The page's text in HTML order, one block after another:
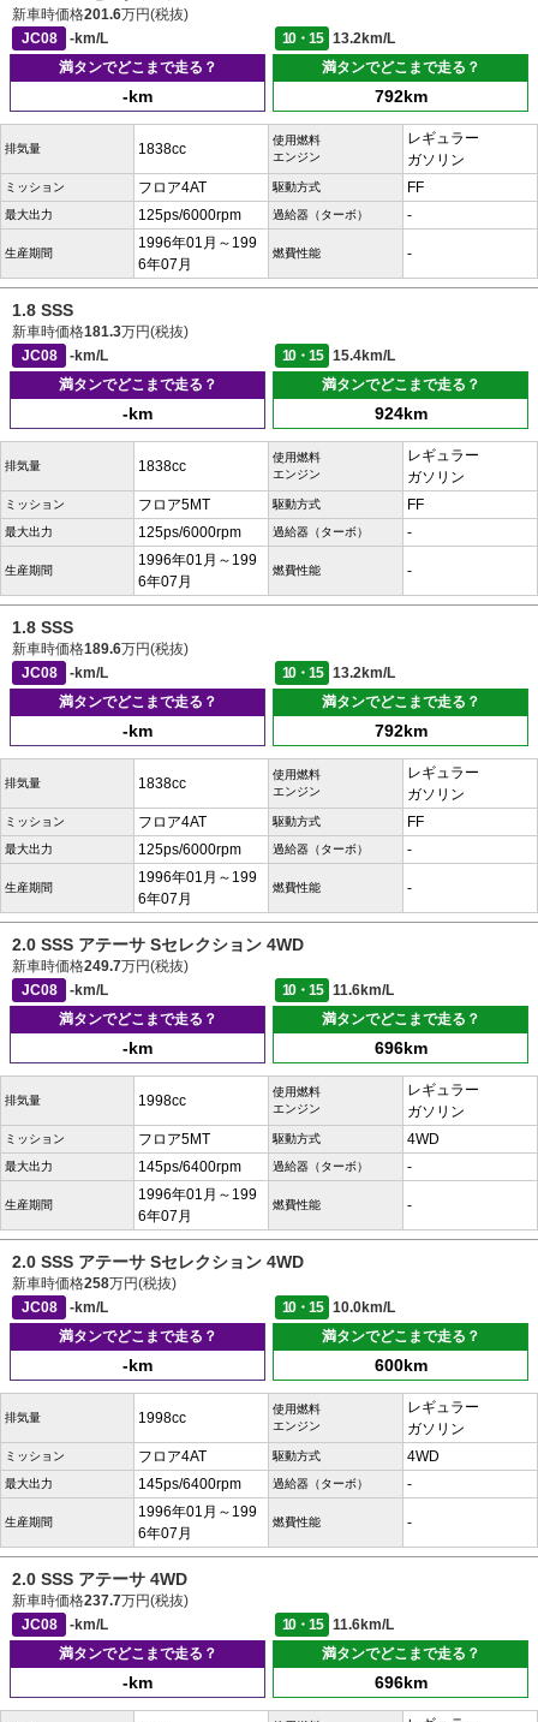
新車時価格201.6万円(税抜)
JC08
-km/L 10・15
13.2km/L
満タンでどこまで走る？
-km
満タンでどこまで走る？
792km
排気量 1838cc
使用燃料
エンジン
レギュラー
ガソリン
ミッション フロア4AT 駆動方式 FF
最大出力 125ps/6000rpm 過給器（ターボ） -
生産期間
1996年01月～199
6年07月
燃費性能 -
1.8 SSS
新車時価格181.3万円(税抜)
JC08
-km/L 10・15
15.4km/L
満タンでどこまで走る？
-km
満タンでどこまで走る？
924km
排気量 1838cc
使用燃料
エンジン
レギュラー
ガソリン
ミッション フロア5MT 駆動方式 FF
最大出力 125ps/6000rpm 過給器（ターボ） -
生産期間
1996年01月～199
6年07月
燃費性能 -
1.8 SSS
新車時価格189.6万円(税抜)
JC08
-km/L 10・15
13.2km/L
満タンでどこまで走る？
-km
満タンでどこまで走る？
792km
排気量 1838cc
使用燃料
エンジン
レギュラー
ガソリン
ミッション フロア4AT 駆動方式 FF
最大出力 125ps/6000rpm 過給器（ターボ） -
生産期間
1996年01月～199
6年07月
燃費性能 -
2.0 SSS アテーサ Sセレクション 4WD
新車時価格249.7万円(税抜)
JC08
-km/L 10・15
11.6km/L
満タンでどこまで走る？
-km
満タンでどこまで走る？
696km
排気量 1998cc
使用燃料
エンジン
レギュラー
ガソリン
ミッション フロア5MT 駆動方式 4WD
最大出力 145ps/6400rpm 過給器（ターボ） -
生産期間
1996年01月～199
6年07月
燃費性能 -
2.0 SSS アテーサ Sセレクション 4WD
新車時価格258万円(税抜)
JC08
-km/L 10・15
10.0km/L
満タンでどこまで走る？
-km
満タンでどこまで走る？
600km
排気量 1998cc
使用燃料
エンジン
レギュラー
ガソリン
ミッション フロア4AT 駆動方式 4WD
最大出力 145ps/6400rpm 過給器（ターボ） -
生産期間
1996年01月～199
6年07月
燃費性能 -
2.0 SSS アテーサ 4WD
新車時価格237.7万円(税抜)
JC08
-km/L 10・15
11.6km/L
満タンでどこまで走る？
-km
満タンでどこまで走る？
696km